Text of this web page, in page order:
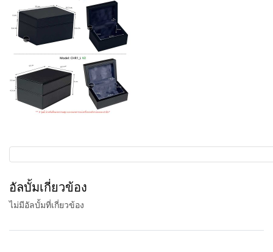
อัลบั้มเกี่ยวข้อง
ไม่มีอัลบั้มที่เกี่ยวข้อง